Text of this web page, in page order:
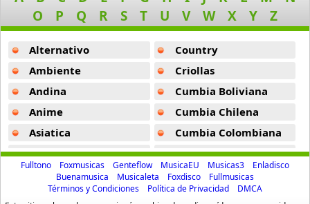
Kylie Minogue
10 músicas online
4 músicas online
Nadia Oh
Now Dance
9 músicas online
O
P Q R S T U V W X Y Z
Alternativo
Ambiente
Andina
Anime
Asiatica
Atevip
Bachatas
Baladas
Country
Criollas
Cumbia Boliviana
Cumbia Chilena
Cumbia Colombiana
Cumbia Ecuatoriana
Cumbia Mexicana
Cumbia Pop
Fulltono Foxmusicas Genteflow MusicaEU Musicas3
Enladisco
Buenamusica
Musicaleta Foxdisco
Fullmusicas
Términos y Condiciones
Política de Privacidad
DMCA